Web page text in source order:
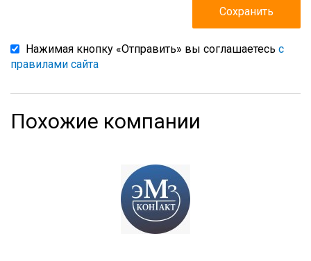
Нажимая кнопку «Отправить» вы соглашаетесь с
правилами сайта
Похожие компании